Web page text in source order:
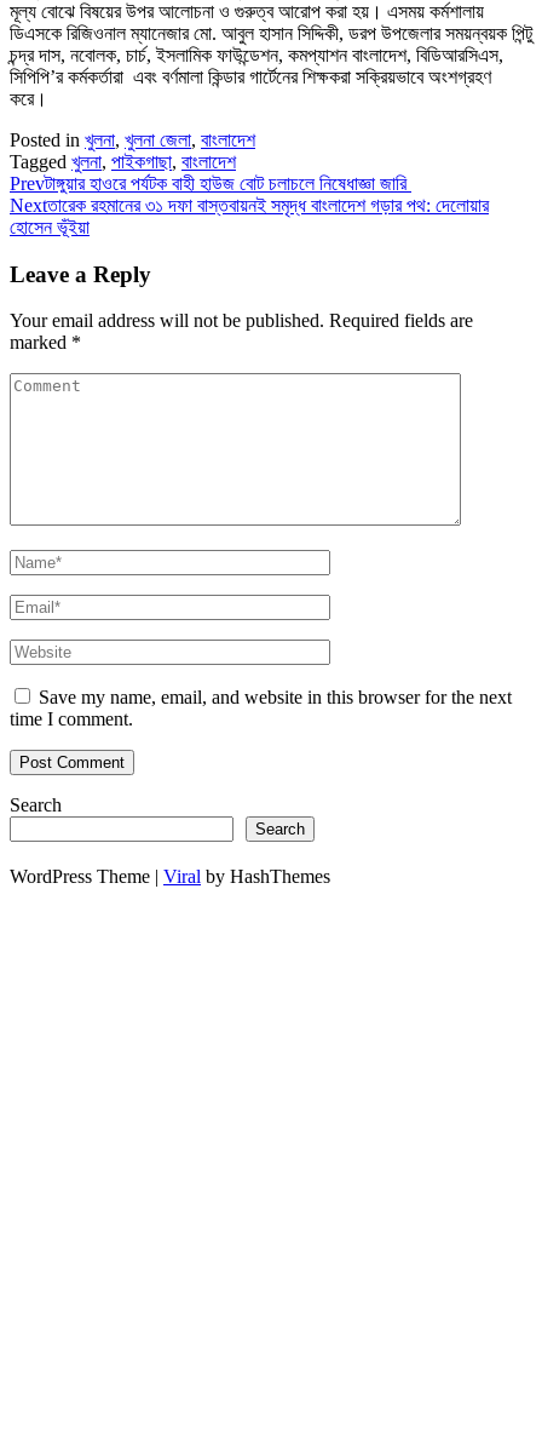
মূল্য বোঝে বিষয়ের উপর আলোচনা ও গুরুত্ব আরোপ করা হয়। এসময় কর্মশালায়
ডিএসকে রিজিওনাল ম্যানেজার মো. আবুল হাসান সিদ্দিকী, ডরপ উপজেলার সময়ন্বয়ক পিন্টু
চন্দ্র দাস, নবোলক, চার্চ, ইসলামিক ফাউন্ডেশন, কমপ্যাশন বাংলাদেশ, বিডিআরসিএস,
সিপিপি’র কর্মকর্তারা এবং বর্ণমালা কিন্ডার গার্টেনের শিক্ষকরা সক্রিয়ভাবে অংশগ্রহণ
করে।
Posted in খুলনা, খুলনা জেলা, বাংলাদেশ
Tagged খুলনা, পাইকগাছা, বাংলাদেশ
Prevটাঙ্গুয়ার হাওরে পর্যটক বাহী হাউজ বোট চলাচলে নিষেধাজ্ঞা জারি
Nextতারেক রহমানের ৩১ দফা বাস্তবায়নই সমৃদ্ধ বাংলাদেশ গড়ার পথ: দেলোয়ার
হোসেন ভূঁইয়া
Leave a Reply
Your email address will not be published. Required fields are
marked *
Save my name, email, and website in this browser for the next
time I comment.
Search
Search
WordPress Theme | Viral by HashThemes